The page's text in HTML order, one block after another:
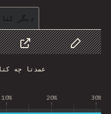
دیگر
Share
Customize
عمدتا چه
10% 20% 30%